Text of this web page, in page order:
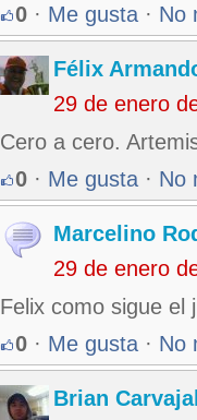
0 · Me gusta · No
Félix
29 de enero
Cero a cero.
0 · Me gusta · No
Marcelino
29 de enero
Felix como sigue el
0 · Me gusta · No
Brian